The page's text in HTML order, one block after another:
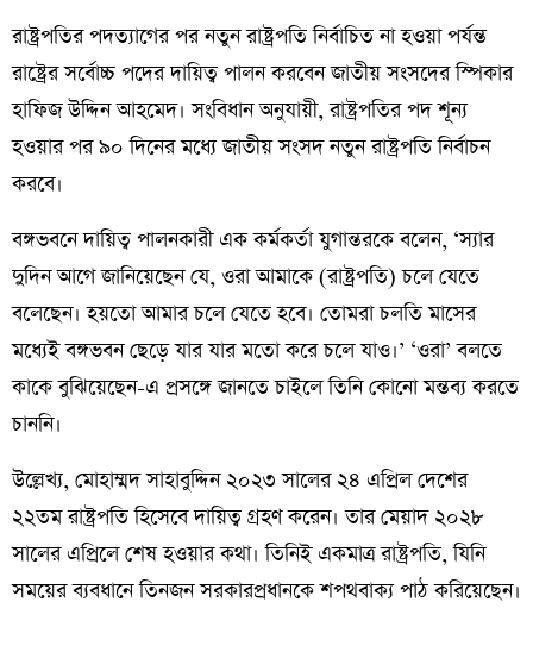
রাষ্ট্রপতির পদত্যাগের পর নতুন রাষ্ট্রপতি নির্বাচিত না হওয়া পর্যন্ত
রাষ্ট্রের সর্বোচ্চ পদের দায়িত্ব পালন করবেন জাতীয় সংসদের স্পিকার
হাফিজ উদ্দিন আহমেদ। সংবিধান অনুযায়ী, রাষ্ট্রপতির পদ শূন্য
হওয়ার পর ৯০ দিনের মধ্যে জাতীয় সংসদ নতুন রাষ্ট্রপতি নির্বাচন
করবে।
বঙ্গভবনে দায়িত্ব পালনকারী এক কর্মকর্তা যুগান্তরকে বলেন, ‘স্যার
দুদিন আগে জানিয়েছেন যে, ওরা আমাকে (রাষ্ট্রপতি) চলে যেতে
বলেছেন। হয়তো আমার চলে যেতে হবে। তোমরা চলতি মাসের
মধ্যেই বঙ্গভবন ছেড়ে যার যার মতো করে চলে যাও।’ ‘ওরা’ বলতে
কাকে বুঝিয়েছেন-এ প্রসঙ্গে জানতে চাইলে তিনি কোনো মন্তব্য করতে
চাননি।
উল্লেখ্য, মোহাম্মদ সাহাবুদ্দিন ২০২৩ সালের ২৪ এপ্রিল দেশের
২২তম রাষ্ট্রপতি হিসেবে দায়িত্ব গ্রহণ করেন। তার মেয়াদ ২০২৮
সালের এপ্রিলে শেষ হওয়ার কথা। তিনিই একমাত্র রাষ্ট্রপতি, যিনি
সময়ের ব্যবধানে তিনজন সরকারপ্রধানকে শপথবাক্য পাঠ করিয়েছেন।